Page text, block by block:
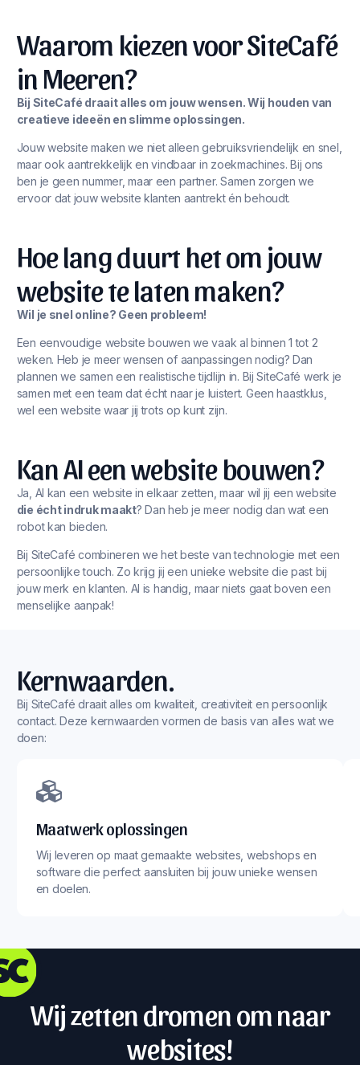
Waarom kiezen voor SiteCafé
in Meeren?
Bij SiteCafé draait alles om jouw wensen. Wij houden van
creatieve ideeën en slimme oplossingen.
Jouw website maken we niet alleen gebruiksvriendelijk en snel,
maar ook aantrekkelijk en vindbaar in zoekmachines. Bij ons
ben je geen nummer, maar een partner. Samen zorgen we
ervoor dat jouw website klanten aantrekt én behoudt.
Hoe lang duurt het om jouw
website te laten maken?
Wil je snel online? Geen probleem!
Een eenvoudige website bouwen we vaak al binnen 1 tot 2
weken. Heb je meer wensen of aanpassingen nodig? Dan
plannen we samen een realistische tijdlijn in. Bij SiteCafé werk je
samen met een team dat écht naar je luistert. Geen haastklus,
wel een website waar jij trots op kunt zijn.
Kan AI een website bouwen?
Ja, AI kan een website in elkaar zetten, maar wil jij een website
die écht indruk maakt? Dan heb je meer nodig dan wat een
robot kan bieden.
Bij SiteCafé combineren we het beste van technologie met een
persoonlijke touch. Zo krijg jij een unieke website die past bij
jouw merk en klanten. AI is handig, maar niets gaat boven een
menselijke aanpak!
Kernwaarden.
Bij SiteCafé draait alles om kwaliteit, creativiteit en persoonlijk
contact. Deze kernwaarden vormen de basis van alles wat we
doen:
Maatwerk oplossingen
Wij leveren op maat gemaakte websites, webshops en
software die perfect aansluiten bij jouw unieke wensen
en doelen.
Wij zetten dromen om naar
websites!